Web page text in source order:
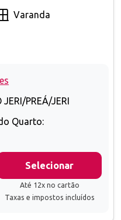
Varanda
JERI/PREÁ/JERI
Quarto:
Selecionar
Até 12x no cartão
Taxas e impostos incluídos